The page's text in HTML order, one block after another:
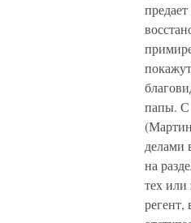
папы. С
делами
на
тех
регент,